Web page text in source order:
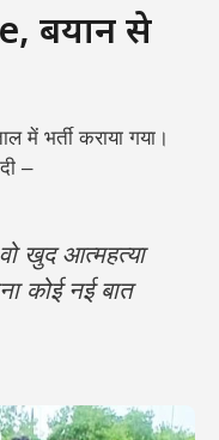
बयान से
में भर्ती कराया गया।
–
खुद आत्महत्या
कोई नई बात